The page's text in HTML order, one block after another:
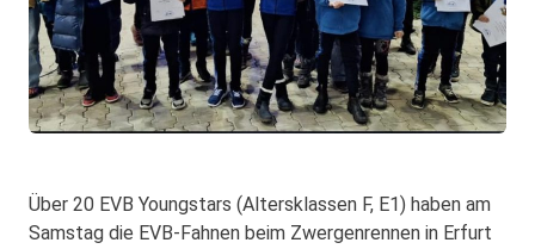
Über 20 EVB Youngstars (Altersklassen F, E1) haben am
Samstag die EVB-Fahnen beim Zwergenrennen in Erfurt